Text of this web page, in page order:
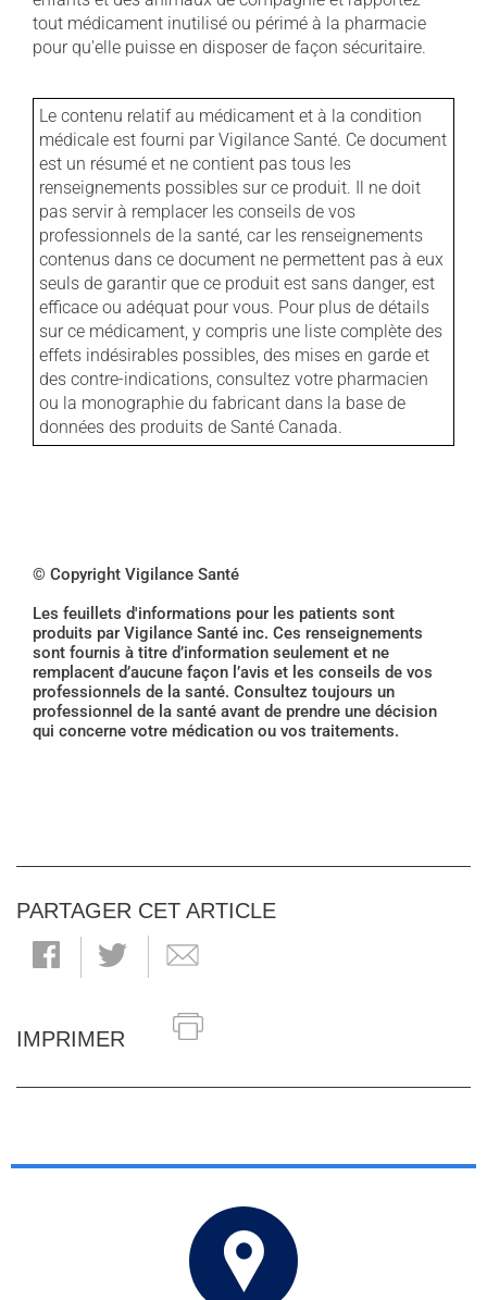
tout médicament inutilisé ou périmé à la pharmacie
pour qu'elle puisse en disposer de façon sécuritaire.
Le contenu relatif au médicament et à la condition
médicale est fourni par Vigilance Santé. Ce document
est un résumé et ne contient pas tous les
renseignements possibles sur ce produit. Il ne doit
pas servir à remplacer les conseils de vos
professionnels de la santé, car les renseignements
contenus dans ce document ne permettent pas à eux
seuls de garantir que ce produit est sans danger, est
efficace ou adéquat pour vous. Pour plus de détails
sur ce médicament, y compris une liste complète des
effets indésirables possibles, des mises en garde et
des contre-indications, consultez votre pharmacien
ou la monographie du fabricant dans la base de
données des produits de Santé Canada.
© Copyright Vigilance Santé
Les feuillets d'informations pour les patients sont
produits par Vigilance Santé inc. Ces renseignements
sont fournis à titre d’information seulement et ne
remplacent d’aucune façon l’avis et les conseils de vos
professionnels de la santé. Consultez toujours un
professionnel de la santé avant de prendre une décision
qui concerne votre médication ou vos traitements.
PARTAGER CET ARTICLE
IMPRIMER